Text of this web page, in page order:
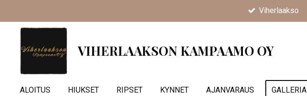
pääsisältöön
Viherlaakso
VIHERLAAKSON KAMPAAMO OY
ALOITUS HIUKSET RIPSET KYNNET AJANVARAUS GALLERIA